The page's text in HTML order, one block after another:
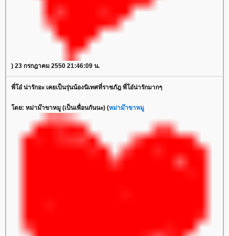
) 23 กรกฎาคม 2550 21:46:09 น.
พี่โอ๋ น่ารักอะ เคยเป็นรุ่นน้องนิเทศที่ราชภัฎ พี่โอ๋น่ารักมากๆ
ดย: หม่าม๊าขาหมู (เป็นเพื่อนกันนะ) (หม่าม๊าขาหมู